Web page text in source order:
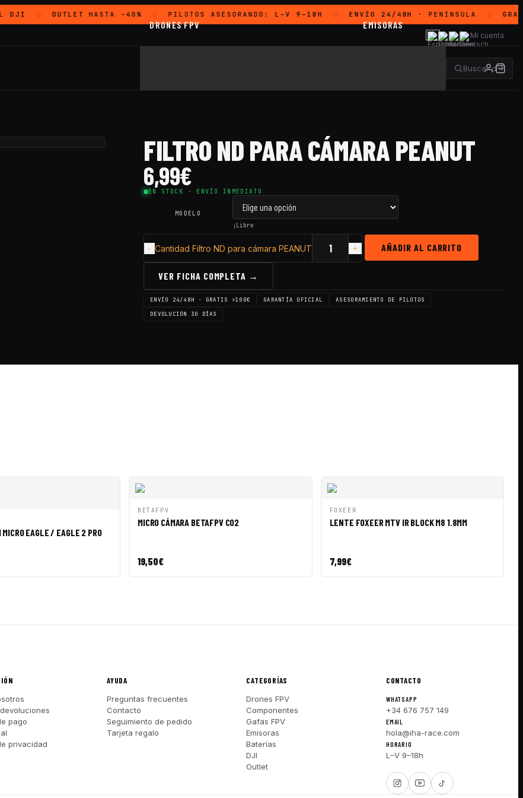
DJI OUTLET HASTA -40% PILOTOS ASESORANDO: L–V 9–18H ENVÍO 24/48H· PENÍNSULA
Mi cuenta
EMISORAS
DRONES FPV
FILTRO ND PARA CÁMARA PEANUT
6,99€
EN STOCK · ENVÍO INMEDIATO
MODELO
¡Libre
Cantidad Filtro ND para cámara PEANUT AÑADIR AL CARRITO
VER FICHA COMPLETA →
ENVÍO 24/48H · GRATIS >100€ GARANTÍA OFICIAL
ASESORAMIENTO DE PILOTOS
DEVOLUCIÓN 30 DÍAS
EAGLE / EAGLE 2 PRO
VISTA RÁPIDA
BETAFPV
MICRO CÁMARA BETAFPV C02
19,50€
VISTA RÁPIDA
FOXEER
LENTE FOXEER MTV IR BLOCK M8 1.8MM
7,99€
pago
privacidad
AYUDA
Preguntas frecuentes
Contacto
Seguimiento de pedido
Tarjeta regalo
CATEGORÍAS
Drones FPV
Componentes
Gafas FPV
Emisoras
Baterías
DJI
Outlet
CONTACTO
WHATSAPP
+34 676 757 149
EMAIL
hola@iha-race.com
HORARIO
L–V 9–18h